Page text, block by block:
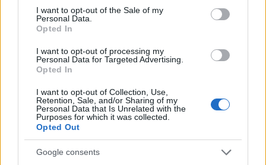
consent section.
I want to opt-out of the Sale of my
Personal Data.
Opted In
I want to opt-out of processing my
Personal Data for Targeted Advertising.
Opted In
I want to opt-out of Collection, Use,
Retention, Sale, and/or Sharing of my
Personal Data that Is Unrelated with the
Purposes for which it was collected.
Opted Out
Google consents
(talán az egyik
leghumorosabb – és legértelmesebb
– tweet a témában az volt, hogy ha
amúgy úgy is botrány van, ültesse
már össze Rogan az egymással
hadakozó Rand Paul republikánus
szenátort és Anthony Fauci vezető